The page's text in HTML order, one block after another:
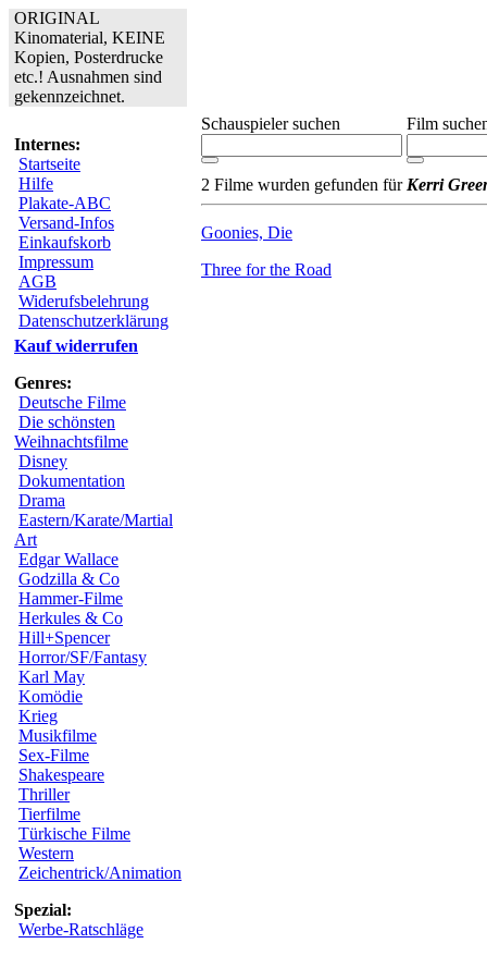
ORIGINAL
Kinomaterial, KEINE
Kopien, Posterdrucke
etc.! Ausnahmen sind
gekennzeichnet.
Internes:
Startseite
Hilfe
Plakate-ABC
Versand-Infos
Einkaufskorb
Impressum
AGB
Widerufsbelehrung
Datenschutzerklärung
Kauf widerrufen
Genres:
Deutsche Filme
Die schönsten
Weihnachtsfilme
Disney
Dokumentation
Drama
Eastern/Karate/Martial
Art
Edgar Wallace
Godzilla & Co
Hammer-Filme
Herkules & Co
Hill+Spencer
Horror/SF/Fantasy
Karl May
Komödie
Krieg
Musikfilme
Sex-Filme
Shakespeare
Thriller
Tierfilme
Türkische Filme
Western
Zeichentrick/Animation
Spezial:
Werbe-Ratschläge
Schauspieler suchen Film
2 Filme wurden gefunden für Kerri
Goonies, Die
Three for the Road